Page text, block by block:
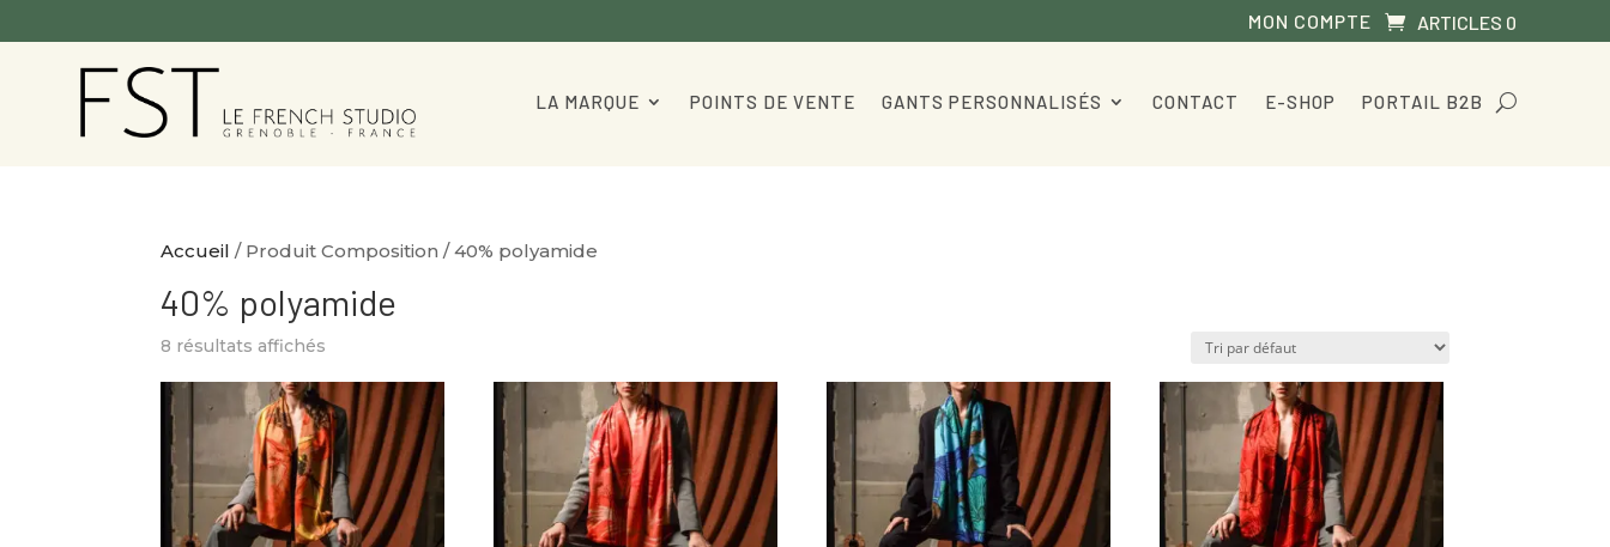
MON COMPTE ARTICLES 0
LA MARQUE POINTS DE VENTE GANTS PERSONNALISÉS CONTACT E-SHOP PORTAIL B2B
Accueil / Produit Composition / 40% polyamide
40% polyamide
8 résultats affichés